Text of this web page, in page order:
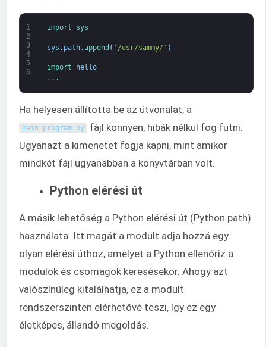
1
2
3
4
5
6
import sys
sys . path.append ( '/usr/sammy/' )
import
hello
. . .
Ha helyesen állította be az útvonalat, a
main_program. py fájl könnyen, hibák nélkül fog futni.
Ugyanazt a kimenetet fogja kapni, mint amikor
mindkét fájl ugyanabban a könyvtárban volt.
Python elérési út
A másik lehetőség a Python elérési út (Python path)
használata. Itt magát a modult adja hozzá egy
olyan elérési úthoz, amelyet a Python ellenőriz a
modulok és csomagok keresésekor. Ahogy azt
valószínűleg kitalálhatja, ez a modult
rendszerszinten elérhetővé teszi, így ez egy
életképes, állandó megoldás.